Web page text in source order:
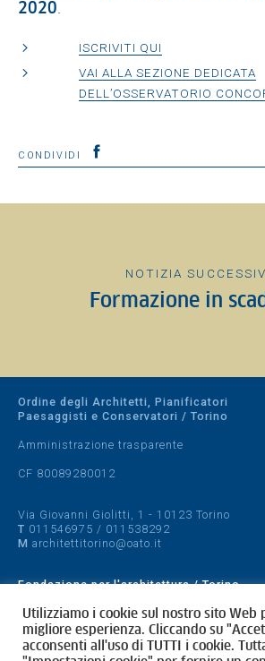
2020.
ISCRIVITI QUI
VAI ALLA SEZIONE DEDICATA
DELL’OSSERVATORIO
CONDIVIDI
NOTIZIA
Formazione in
Ordine degli Architetti, Pianificatori
Paesaggisti e Conservatori / Torino
Amministrazione trasparente
CF 80089280012
Via Giovanni Giolitti, 1 - 10123 Torino
T 011546975 / 011538292
M architettitorino@oato.it
Fondazione per l'architettura / Torino
Designed by quattrolinee.it
Cookie Policy
Utilizziamo i cookie sul nostro sito
migliore esperienza. Cliccando su
acconsenti all'uso di TUTTI i cookie.